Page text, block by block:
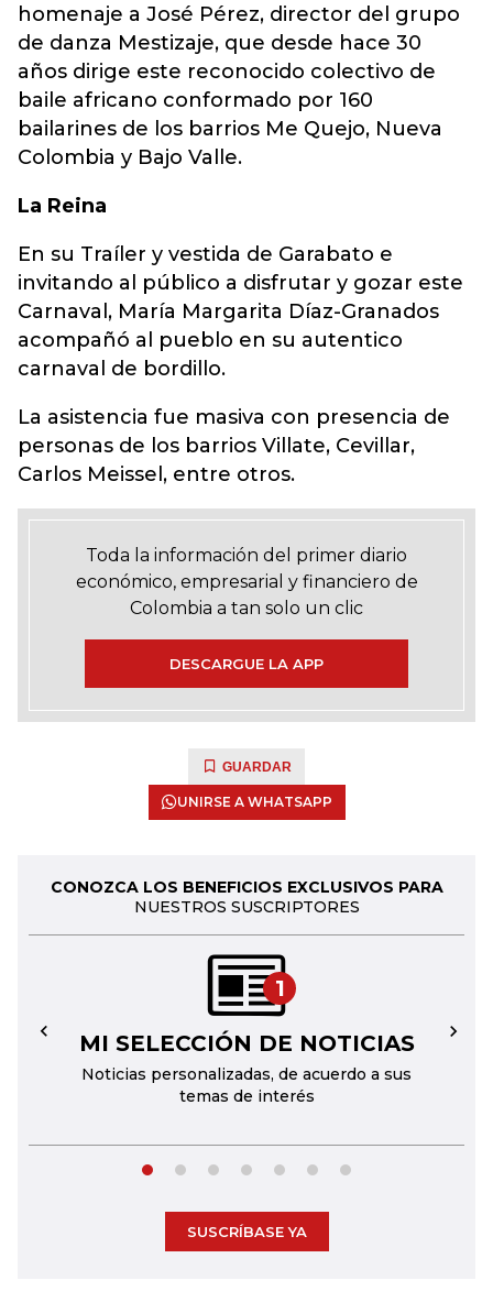
homenaje a José Pérez, director del grupo
de danza Mestizaje, que desde hace 30
años dirige este reconocido colectivo de
baile africano conformado por 160
bailarines de los barrios Me Quejo, Nueva
Colombia y Bajo Valle.
La Reina
En su Traíler y vestida de Garabato e
invitando al público a disfrutar y gozar este
Carnaval, María Margarita Díaz-Granados
acompañó al pueblo en su autentico
carnaval de bordillo.
La asistencia fue masiva con presencia de
personas de los barrios Villate, Cevillar,
Carlos Meissel, entre otros.
Toda la información del primer diario
económico, empresarial y financiero de
Colombia a tan solo un clic
DESCARGUE LA APP
GUARDAR
UNIRSE A WHATSAPP
CONOZCA LOS BENEFICIOS EXCLUSIVOS PARA
NUESTROS SUSCRIPTORES
1
MI SELECCIÓN DE NOTICIAS
Noticias personalizadas, de acuerdo a sus
temas de interés
← →
SUSCRÍBASE YA